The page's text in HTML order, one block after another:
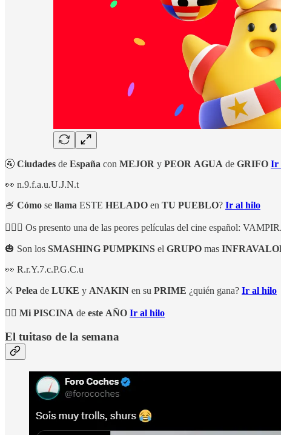
🚰 Ciudades de España con MEJOR y PEOR AGUA de GRIFO Ir
👀 n.9.f.a.u.U.J.N.t
🍧 Cómo se llama ESTE HELADO en TU PUEBLO? Ir al hilo
🧛🏻‍♀️ Os presento una de las peores películas del cine español:
🎃 Son los SMASHING PUMPKINS el GRUPO mas
👀 R.r.Y.7.c.P.G.C.u
⚔️ Pelea de LUKE y ANAKIN en su PRIME ¿quién gana? Ir al hilo
🏊🏻 Mi PISCINA de este AÑO Ir al hilo
El tuitaso de la semana